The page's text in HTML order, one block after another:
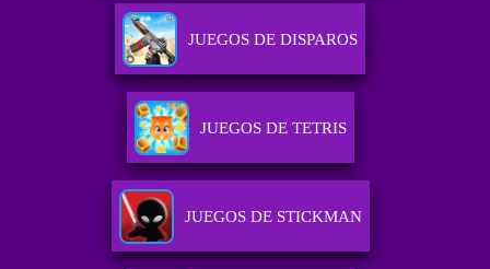
JUEGOS DE DISPAROS
JUEGOS DE TETRIS
JUEGOS DE STICKMAN